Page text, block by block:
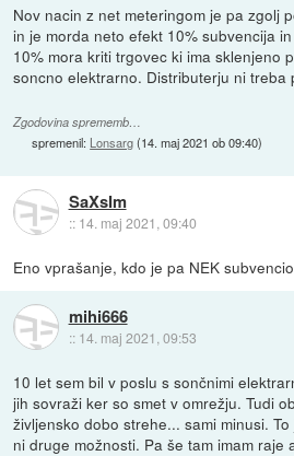
Nov nacin z net meteringom je pa zgolj
in je morda neto efekt 10% subvencija
10% mora kriti trgovec ki ima sklenjeno
soncno elektrarno. Distributerju ni treba
Zgodovina sprememb…
spremenil: Lonsarg(14. maj 2021 ob 09:40)
SaXsIm
:: 14. maj 2021, 09:40
Eno vprašanje, kdo je pa NEK
mihi666
:: 14. maj 2021, 09:53
10 let sem bil v poslu s sončnimi
jih sovraži ker so smet v omrežju. Tudi
življensko dobo strehe... sami minusi.
ni druge možnosti. Pa še tam imam raje